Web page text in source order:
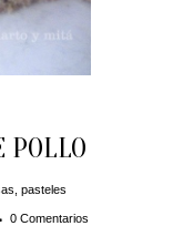
POLLO
pasteles
0 Comentarios